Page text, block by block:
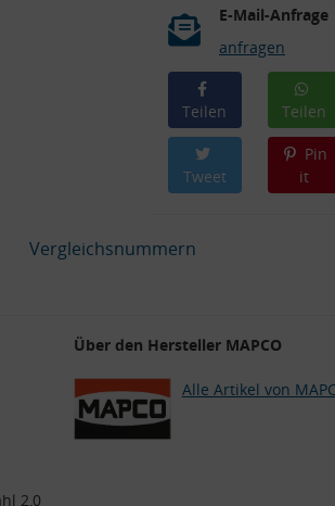
E-Mail-Anfrage
anfragen
Teilen Teilen
Tweet
Pin
it
Vergleichsnummern
2,0
Über den Hersteller MAPCO
Alle Artikel von